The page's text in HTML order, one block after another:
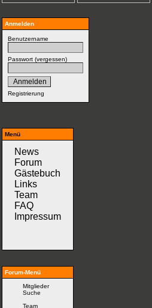
Anmelden
Benutzername
Passwort (vergessen)
Registrierung
Menü
News
Forum
Gästebuch
Links
Team
FAQ
Impressum
Forum-Menü
Mitglieder
Suche
Team